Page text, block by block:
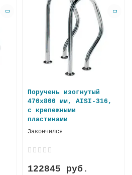
Поручень изогнутый
470х800 мм, AISI-316,
с крепежными
пластинами
Закончился
122845 руб.